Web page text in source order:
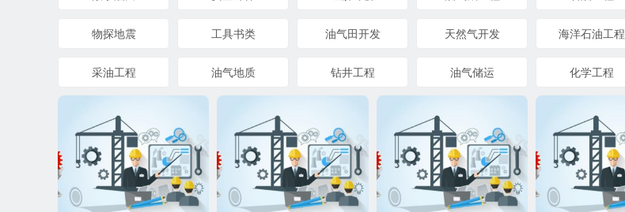
物探地震 工具书类 油气田开发 天然气开发 海洋石油工程
采油工程 油气地质 钻井工程 油气储运 化学工程